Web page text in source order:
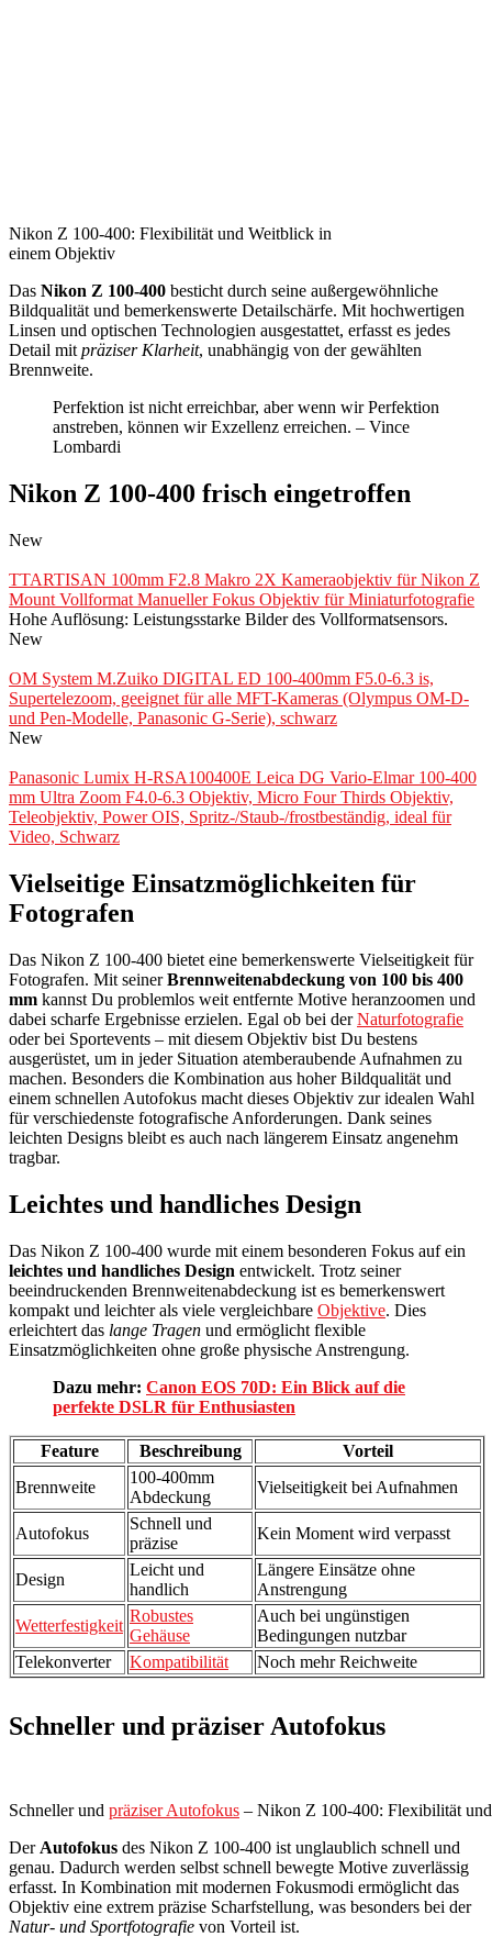
Nikon Z 100-400: Flexibilität und Weitblick in
einem Objektiv
Das Nikon Z 100-400 besticht durch seine außergewöhnliche
Bildqualität und bemerkenswerte Detailschärfe. Mit hochwertigen
Linsen und optischen Technologien ausgestattet, erfasst es jedes
Detail mit präziser Klarheit, unabhängig von der gewählten
Brennweite.
Perfektion ist nicht erreichbar, aber wenn wir Perfektion
anstreben, können wir Exzellenz erreichen. – Vince
Lombardi
Nikon Z 100-400 frisch eingetroffen
New
TTARTISAN 100mm F2.8 Makro 2X Kameraobjektiv für Nikon Z
Mount Vollformat Manueller Fokus Objektiv für Miniaturfotografie
Hohe Auflösung: Leistungsstarke Bilder des Vollformatsensors.
New
OM System M.Zuiko DIGITAL ED 100-400mm F5.0-6.3 is,
Supertelezoom, geeignet für alle MFT-Kameras (Olympus OM-D-
und Pen-Modelle, Panasonic G-Serie), schwarz
New
Panasonic Lumix H-RSA100400E Leica DG Vario-Elmar 100-400
mm Ultra Zoom F4.0-6.3 Objektiv, Micro Four Thirds Objektiv,
Teleobjektiv, Power OIS, Spritz-/Staub-/frostbeständig, ideal für
Video, Schwarz
Vielseitige Einsatzmöglichkeiten für
Fotografen
Das Nikon Z 100-400 bietet eine bemerkenswerte Vielseitigkeit für
Fotografen. Mit seinerBrennweitenabdeckung von 100 bis 400
mm kannst Du problemlos weit entfernte Motive heranzoomen und
dabei scharfe Ergebnisse erzielen. Egal ob bei derNaturfotografie
oder bei Sportevents – mit diesem Objektiv bist Du bestens
ausgerüstet, um in jeder Situation atemberaubende Aufnahmen zu
machen. Besonders die Kombination aus hoher Bildqualität und
einem schnellen Autofokus macht dieses Objektiv zur idealen Wahl
für verschiedenste fotografische Anforderungen. Dank seines
leichten Designs bleibt es auch nach längerem Einsatz angenehm
tragbar.
Leichtes und handliches Design
Das Nikon Z 100-400 wurde mit einem besonderen Fokus auf ein
leichtes und handliches Design entwickelt. Trotz seiner
beeindruckenden Brennweitenabdeckung ist es bemerkenswert
kompakt und leichter als viele vergleichbare Objektive. Dies
erleichtert das lange Tragen und ermöglicht flexible
Einsatzmöglichkeiten ohne große physische Anstrengung.
Dazu mehr: Canon EOS 70D: Ein Blick auf die
perfekte DSLR für Enthusiasten
Feature Beschreibung
Vorteil
Brennweite
100-400mm
Abdeckung
Vielseitigkeit bei Aufnahmen
Autofokus
Schnell und
präzise
Kein Moment wird verpasst
Design
Leicht und
handlich
Längere Einsätze ohne
Anstrengung
Wetterfestigkeit
Robustes
Gehäuse
Auch bei ungünstigen
Bedingungen nutzbar
Telekonverter
Kompatibilität Noch mehr Reichweite
Schneller und präziser Autofokus
Schneller und präziser Autofokus – Nikon Z 100-400: Flexibilität
Der Autofokus des Nikon Z 100-400 ist unglaublich schnell und
genau. Dadurch werden selbst schnell bewegte Motive zuverlässig
erfasst. In Kombination mit modernen Fokusmodi ermöglicht das
Objektiv eine extrem präzise Scharfstellung, was besonders bei der
Natur- und Sportfotografie von Vorteil ist.